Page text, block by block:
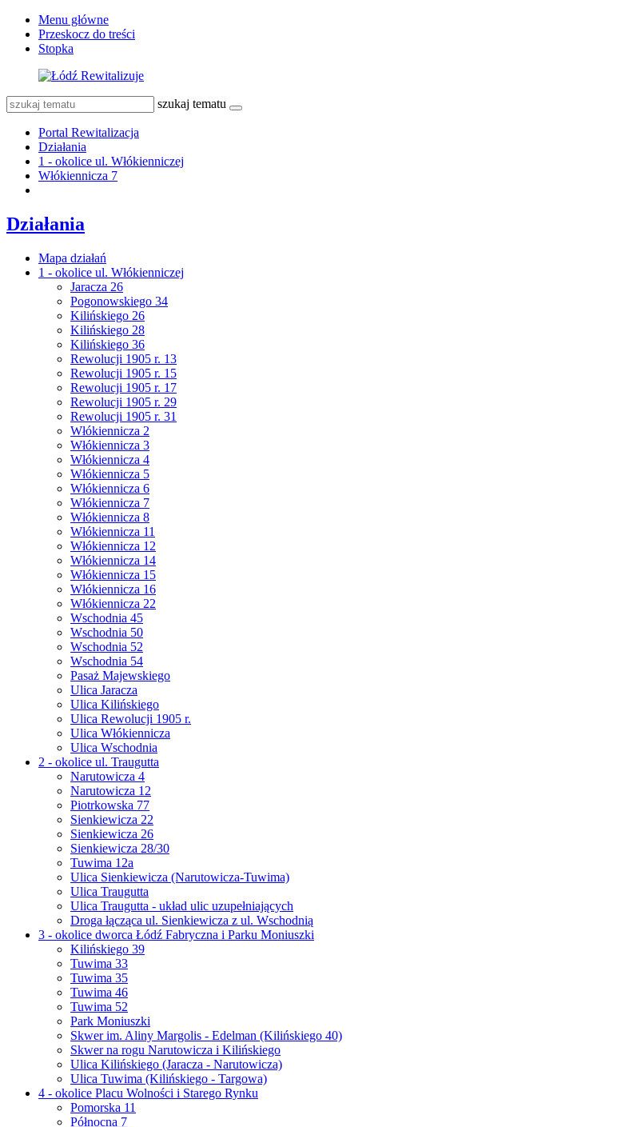
Menu główne
Przeskocz do treści
Stopka
szukaj tematu
Portal Rewitalizacja
Działania
1 - okolice ul. Włókienniczej
Włókiennicza 7
Działania
Mapa działań
1 - okolice ul. Włókienniczej
Jaracza 26
Pogonowskiego 34
Kilińskiego 26
Kilińskiego 28
Kilińskiego 36
Rewolucji 1905 r. 13
Rewolucji 1905 r. 15
Rewolucji 1905 r. 17
Rewolucji 1905 r. 29
Rewolucji 1905 r. 31
Włókiennicza 2
Włókiennicza 3
Włókiennicza 4
Włókiennicza 5
Włókiennicza 6
Włókiennicza 7
Włókiennicza 8
Włókiennicza 11
Włókiennicza 12
Włókiennicza 14
Włókiennicza 15
Włókiennicza 16
Włókiennicza 22
Wschodnia 45
Wschodnia 50
Wschodnia 52
Wschodnia 54
Pasaż Majewskiego
Ulica Jaracza
Ulica Kilińskiego
Ulica Rewolucji 1905 r.
Ulica Włókiennicza
Ulica Wschodnia
2 - okolice ul. Traugutta
Narutowicza 4
Narutowicza 12
Piotrkowska 77
Sienkiewicza 22
Sienkiewicza 26
Sienkiewicza 28/30
Tuwima 12a
Ulica Sienkiewicza (Narutowicza-Tuwima)
Ulica Traugutta
Ulica Traugutta - układ ulic uzupełniających
Droga łącząca ul. Sienkiewicza z ul. Wschodnią
3 - okolice dworca Łódź Fabryczna i Parku Moniuszki
Kilińskiego 39
Tuwima 33
Tuwima 35
Tuwima 46
Tuwima 52
Park Moniuszki
Skwer im. Aliny Margolis - Edelman (Kilińskiego 40)
Skwer na rogu Narutowicza i Kilińskiego
Ulica Kilińskiego (Jaracza - Narutowicza)
Ulica Tuwima (Kilińskiego - Targowa)
4 - okolice Placu Wolności i Starego Rynku
Pomorska 11
Północna 7